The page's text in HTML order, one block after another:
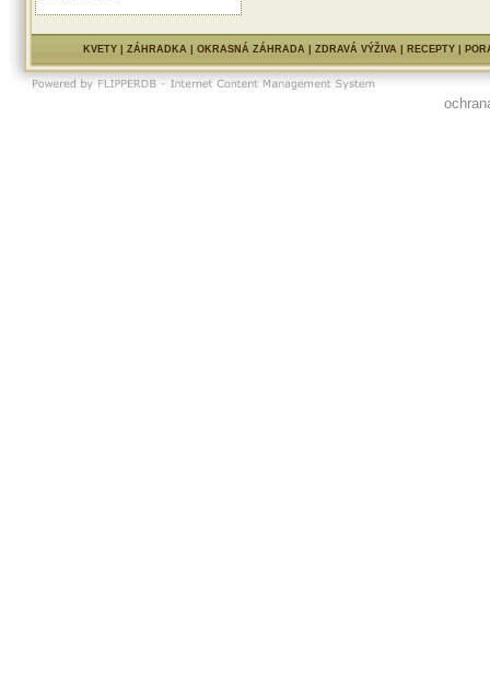
KVETY| ZÁHRADKA| OKRASNÁ ZÁHRADA| ZDRAVÁ VÝŽIVA| RECEPTY|